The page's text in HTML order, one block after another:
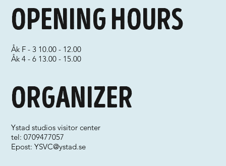
Organizer
Ystad studios visitor center
tel: 0709477057
Epost:YSVC@ystad.se
Opening hours
Åk F - 3 10.00 - 12.00
Åk 4 - 6 13.00 - 15.00